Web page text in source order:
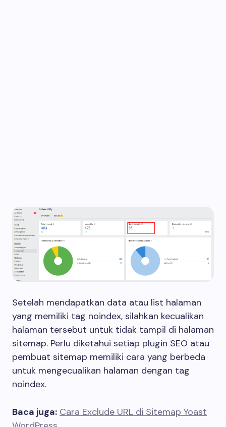
Setelah mendapatkan data atau list halaman
yang memiliki tag noindex, silahkan kecualikan
halaman tersebut untuk tidak tampil di halaman
sitemap. Perlu diketahui setiap plugin SEO atau
pembuat sitemap memiliki cara yang berbeda
untuk mengecualikan halaman dengan tag
noindex.
Baca juga: Cara Exclude URL di Sitemap Yoast